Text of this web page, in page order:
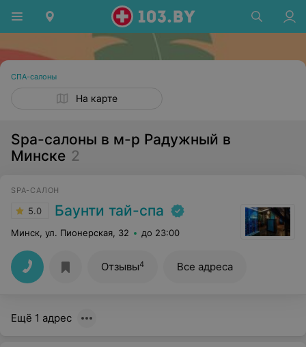
СПА-салоны
На карте
Spa-салоны в м-р Радужный в
Минске 2
SPA-САЛОН
5.0 Баунти тай-спа
Минск, ул. Пионерская, 32 до 23:00
Отзывы4 Все адреса
Ещё 1 адрес